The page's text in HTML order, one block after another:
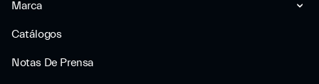
Marca
Catálogos
Notas De Prensa